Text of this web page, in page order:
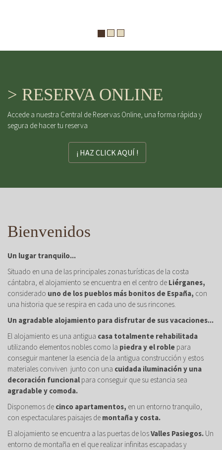
> RESERVA ONLINE
Accede a nuestra Central de Reservas Online, una forma rápida y
segura de hacer tu reserva
¡ HAZ CLICK AQUÍ !
Bienvenidos
Un lugar tranquilo...
Situado en una de las principales zonas turísticas de la costa
cántabra, el alojamiento se encuentra en el centro de Liérganes,
considerado uno de los pueblos más bonitos de España, con
una historia que se respira en cada uno de sus rincones.
Un agradable alojamiento para disfrutar de sus vacaciones...
El alojamiento es una antigua casa totalmente rehabilitada
utilizando elementos nobles como la piedra y el roble para
conseguir mantener la esencia de la antigua construcción y estos
materiales conviven junto con una cuidada iluminación y una
decoración funcional para conseguir que su estancia sea
agradable y comoda.
Disponemos de cinco apartamentos, en un entorno tranquilo,
con espectaculares paisajes de montaña y costa.
El alojamiento se encuentra a las puertas de losValles Pasiegos. Un
entorno de montaña en el que realizar infinitas escapadas y